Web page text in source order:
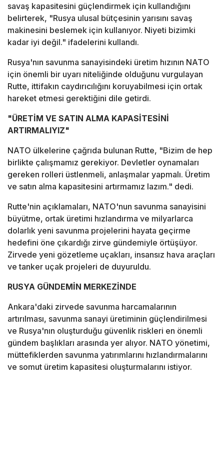
savaş kapasitesini güçlendirmek için kullandığını
belirterek, "Rusya ulusal bütçesinin yarısını savaş
makinesini beslemek için kullanıyor. Niyeti bizimki
kadar iyi değil." ifadelerini kullandı.
Rusya'nın savunma sanayisindeki üretim hızının NATO
için önemli bir uyarı niteliğinde olduğunu vurgulayan
Rutte, ittifakın caydırıcılığını koruyabilmesi için ortak
hareket etmesi gerektiğini dile getirdi.
"ÜRETİM VE SATIN ALMA KAPASİTESİNİ
ARTIRMALIYIZ"
NATO ülkelerine çağrıda bulunan Rutte, "Bizim de hep
birlikte çalışmamız gerekiyor. Devletler oynamaları
gereken rolleri üstlenmeli, anlaşmalar yapmalı. Üretim
ve satın alma kapasitesini artırmamız lazım." dedi.
Rutte'nin açıklamaları, NATO'nun savunma sanayisini
büyütme, ortak üretimi hızlandırma ve milyarlarca
dolarlık yeni savunma projelerini hayata geçirme
hedefini öne çıkardığı zirve gündemiyle örtüşüyor.
Zirvede yeni gözetleme uçakları, insansız hava araçları
ve tanker uçak projeleri de duyuruldu.
RUSYA GÜNDEMİN MERKEZİNDE
Ankara'daki zirvede savunma harcamalarının
artırılması, savunma sanayi üretiminin güçlendirilmesi
ve Rusya'nın oluşturduğu güvenlik riskleri en önemli
gündem başlıkları arasında yer alıyor. NATO yönetimi,
müttefiklerden savunma yatırımlarını hızlandırmalarını
ve somut üretim kapasitesi oluşturmalarını istiyor.